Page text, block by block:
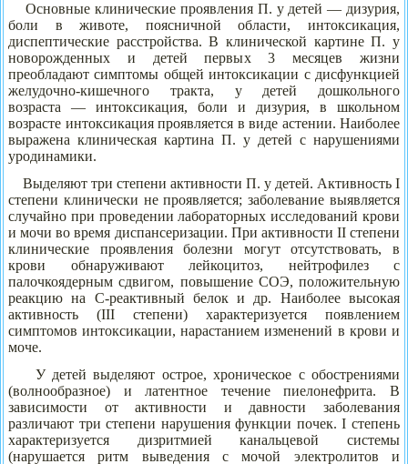
Основные клинические проявления П. у детей — дизурия,
боли в животе, поясничной области, интоксикация,
диспептические расстройства. В клинической картине П. у
новорожденных и детей первых 3 месяцев жизни
преобладают симптомы общей интоксикации с дисфункцией
желудочно-кишечного тракта, у детей дошкольного
возраста — интоксикация, боли и дизурия, в школьном
возрасте интоксикация проявляется в виде астении. Наиболее
выражена клиническая картина П. у детей с нарушениями
уродинамики.
Выделяют три степени активности П. у детей. Активность I
степени клинически не проявляется; заболевание выявляется
случайно при проведении лабораторных исследований крови
и мочи во время диспансеризации. При активности II степени
клинические проявления болезни могут отсутствовать, в
крови обнаруживают лейкоцитоз, нейтрофилез с
палочкоядерным сдвигом, повышение СОЭ, положительную
реакцию на С-реактивный белок и др. Наиболее высокая
активность (III степени) характеризуется появлением
симптомов интоксикации, нарастанием изменений в крови и
моче.
У детей выделяют острое, хроническое с обострениями
(волнообразное) и латентное течение пиелонефрита. В
зависимости от активности и давности заболевания
различают три степени нарушения функции почек. I степень
характеризуется дизритмией канальцевой системы
(нарушается ритм выведения с мочой электролитов и